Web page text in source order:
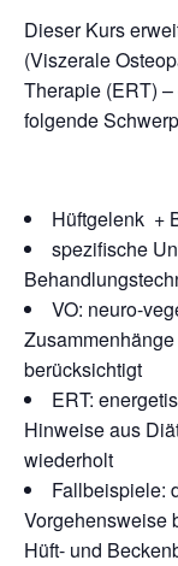
Dieser Kurs
(Viszerale
Therapie (ERT)
folgende
Hüftgelenk +
spezifische
VO: neuro-
berücksichtigt
ERT:
Hinweise aus
wiederholt
Fallbeispiele:
Vorgehensweise
Hüft- und